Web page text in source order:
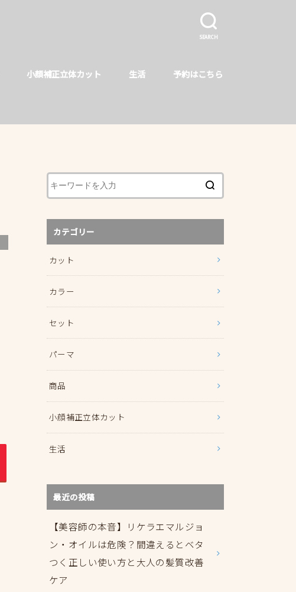
SEARCH
小顔補正立体カット 生活 予約はこちら
カテゴリー
カット
カラー
セット
パーマ
商品
小顔補正立体カット
生活
最近の投稿
【美容師の本音】リケラエマルジョ
ン・オイルは危険？間違えるとベタ
つく正しい使い方と大人の髪質改善
ケア